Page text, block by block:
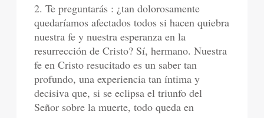
2. Te preguntarás : ¿tan dolorosamente
quedaríamos afectados todos si hacen quiebra
nuestra fe y nuestra esperanza en la
resurrección de Cristo? Sí, hermano. Nuestra
fe en Cristo resucitado es un saber tan
profundo, una experiencia tan íntima y
decisiva que, si se eclipsa el triunfo del
Señor sobre la muerte, todo queda en